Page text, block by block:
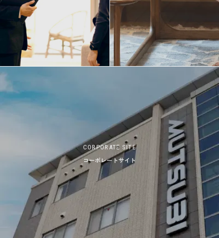
CORPORATE SITE
コーポレートサイト